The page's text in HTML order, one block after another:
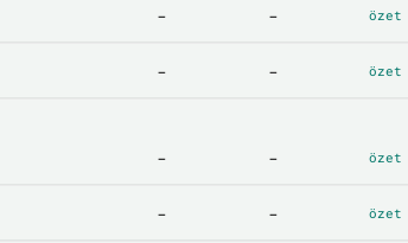
- - özet
- - özet
- - özet
- - özet